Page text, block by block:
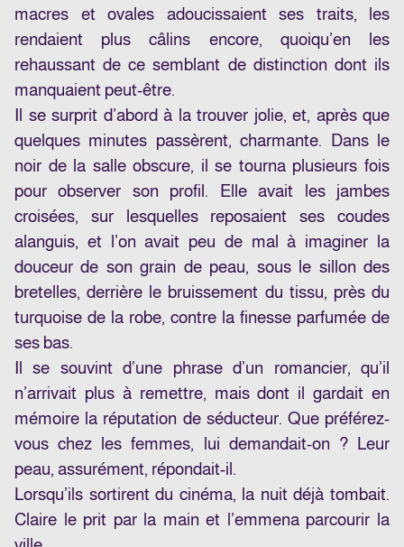
macres et ovales adoucissaient ses traits, les
rendaient plus câlins encore, quoiqu’en les
rehaussant de ce semblant de distinction dont ils
manquaient peut-être.
Il se surprit d’abord à la trouver jolie, et, après que
quelques minutes passèrent, charmante. Dans le
noir de la salle obscure, il se tourna plusieurs fois
pour observer son profil. Elle avait les jambes
croisées, sur lesquelles reposaient ses coudes
alanguis, et l’on avait peu de mal à imaginer la
douceur de son grain de peau, sous le sillon des
bretelles, derrière le bruissement du tissu, près du
turquoise de la robe, contre la finesse parfumée de
ses bas.
Il se souvint d’une phrase d’un romancier, qu’il
n’arrivait plus à remettre, mais dont il gardait en
mémoire la réputation de séducteur. Que préférez-
vous chez les femmes, lui demandait-on ? Leur
peau, assurément, répondait-il.
Lorsqu’ils sortirent du cinéma, la nuit déjà tombait.
Claire le prit par la main et l’emmena parcourir la